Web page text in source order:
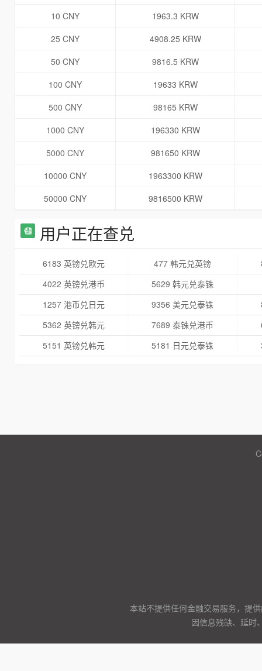
10 CNY
1963.3 KRW
25 CNY
4908.25 KRW
50 CNY
9816.5 KRW
100 CNY
19633 KRW
500 CNY
98165 KRW
1000 CNY
196330 KRW
5000 CNY
981650 KRW
10000 CNY
1963300 KRW
50000 CNY
9816500 KRW
用户正在查兑
6183 英镑兑欧元 477 韩元兑英镑
4022 英镑兑港币
5629 韩元兑泰铢
1257 港币兑日元
9356 美元兑泰铢
5362 英镑兑韩元
7689 泰铢兑港币
5151 英镑兑韩元
5181 日元兑泰铢
本站不提供任何金融交易服务，提
因信息残缺、延时